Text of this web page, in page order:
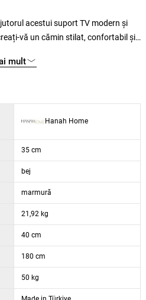
acestui suport TV modern și
vă un cămin stilat, confortabil și
mult
Hanah Home
35 cm
bej
marmură
21,92 kg
40 cm
180 cm
50 kg